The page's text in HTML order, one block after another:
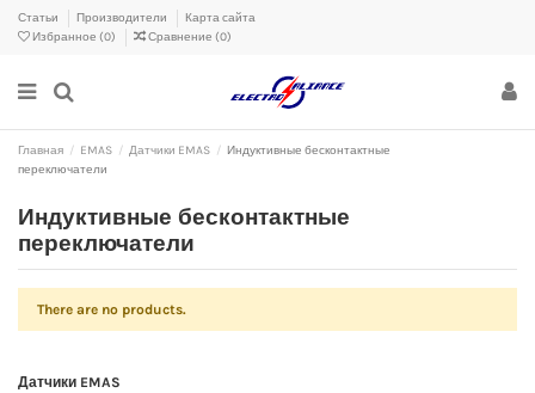
Статьи Производители
Карта сайта
Избранное (0) Сравнение (0)
Главная EMAS Датчики EMAS
Индуктивные бесконтактные
переключатели
Индуктивные бесконтактные
переключатели
There are no products.
Датчики EMAS